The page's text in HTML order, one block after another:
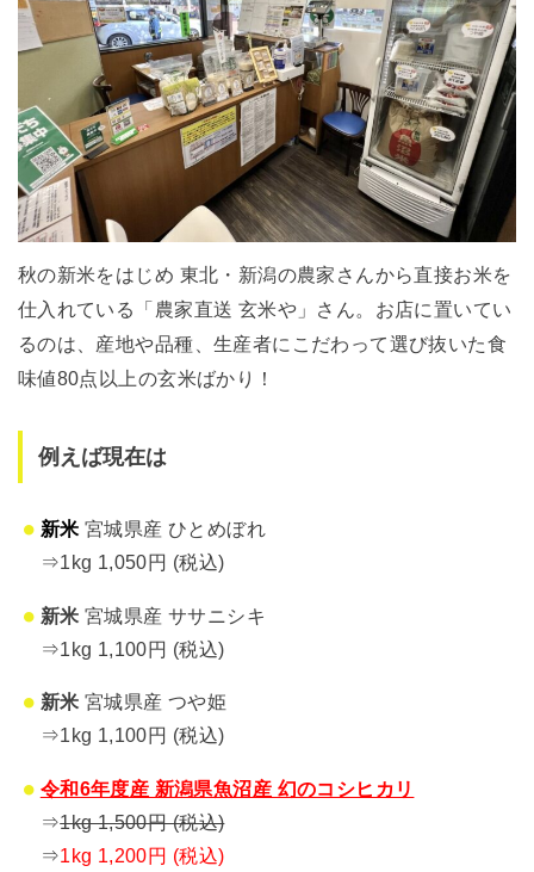
秋の新米をはじめ 東北・新潟の農家さんから直接お米を
仕入れている「農家直送 玄米や」さん。お店に置いてい
るのは、産地や品種、生産者にこだわって選び抜いた食
味値80点以上の玄米ばかり！
例えば現在は
新米 宮城県産 ひとめぼれ
⇒1kg 1,050円 (税込)
新米 宮城県産 ササニシキ
⇒1kg 1,100円 (税込)
新米 宮城県産 つや姫
⇒1kg 1,100円 (税込)
令和6年度産 新潟県魚沼産 幻のコシヒカリ
⇒1kg 1,500円 (税込)
⇒1kg 1,200円 (税込)